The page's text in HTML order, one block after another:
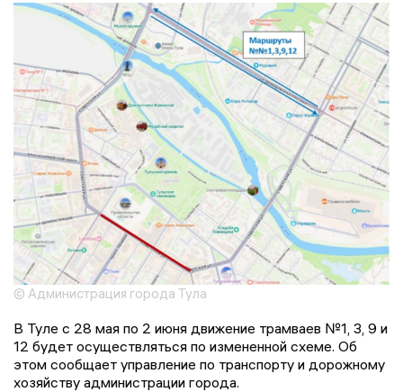
© Администрация города Тула
В Туле с 28 мая по 2 июня движение трамваев №1, 3, 9 и
12 будет осуществляться по измененной схеме. Об
этом сообщает управление по транспорту и дорожному
хозяйству администрации города.